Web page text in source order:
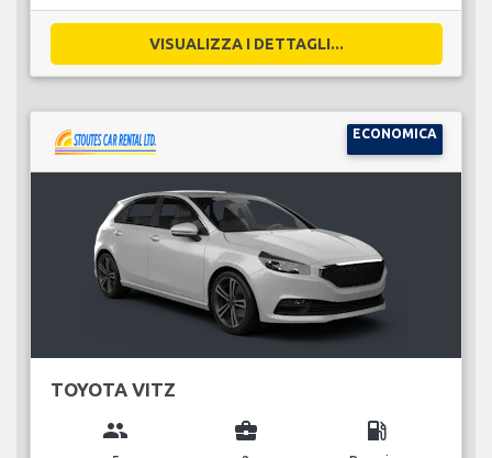
VISUALIZZA I DETTAGLI...
ECONOMICA
TOYOTA VITZ
group business_center local_gas_station